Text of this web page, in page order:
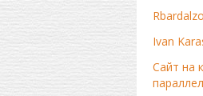
Ivan
Сайт на